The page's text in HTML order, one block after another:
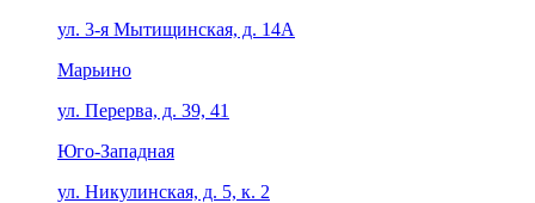
ул. 3-я Мытищинская, д. 14А
Марьино
ул. Перерва, д. 39, 41
Юго-Западная
ул. Никулинская, д. 5, к. 2